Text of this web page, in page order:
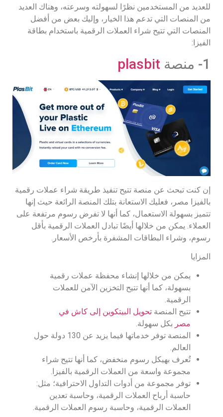
للعديد من المستخدمين نظرًا لسهولته وسرعته، وهناك العديد
من المنصات التي تدعم هذا الخيار، وإليك بعض من أفضل
المنصات التي تتيح شراء العملات الرقمية باستخدام بطاقة
الفيزا:
1- منصة plasbit
إن كنت تبحث عن منصة تتيح تنفيذ طريقة شراء عملات رقمية
بالفيزا مصر، فعليك الاستعانة بتلك المنصة الرائعة حيث إنها
تتميز بسهولة الاستعمال، كما أنها لا تفرض رسوم مرتفعة على
العملاء. يمكن من خلالها أيضًا تبادل العملات الرقمية بأقل
رسوم، وشراء البطاقات المشفرة بأرخص الأسعار.
المزايا
يمكن من خلالها إنشاء محفظة عملات رقمية
بسهولة، كما أنها تتيح التخزين الآمن للعملات
الرقمية.
تتيح المنصة تحويل البيتكوين إلى كاش في
مصر بكل سهولة.
المنصة توفر خدماتها فيما يزيد عن 130 دولة حول
العالم.
تُعرف بهيكل رسوم منخفض، كما أنها تتيح شراء
مجموعة واسعة من العملات الرقمية بالفيزا.
توفر مجموعة من أدوات التداول الاحترافية؛ مثل:
حاسبة أرباح العملات الرقمية، وحاسبة تعدين
العملات الرقمية، وحاسبة رسوم العملات الرقمية.